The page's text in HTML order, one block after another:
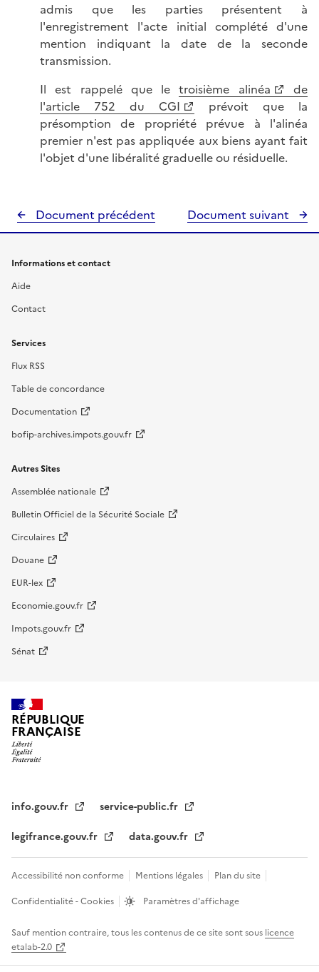
admis que les parties présentent à
l'enregistrement l'acte initial complété d'une
mention indiquant la date de la seconde
transmission.
Il est rappelé que letroisième alinéa
de
l'article 752 du CGI
prévoit que la
présomption de propriété prévue à l'alinéa
premier n'est pas appliquée aux biens ayant fait
l'objet d'une libéralité graduelle ou résiduelle.
Document précédent Document suivant
Informations et contact
Aide
Contact
Services
Flux RSS
Table de concordance
Documentation
bofip-archives.impots.gouv.fr
Autres Sites
Assemblée nationale
Bulletin Officiel de la Sécurité Sociale
Circulaires
Douane
EUR-lex
Economie.gouv.fr
Impots.gouv.fr
Sénat
RÉPUBLIQUE
FRANÇAISE
info.gouv.fr
service-public.fr
legifrance.gouv.fr
data.gouv.fr
Accessibilité non conforme Mentions légales
Plan du site
Confidentialité - Cookies
Paramètres d'affichage
Sauf mention contraire, tous les contenus de ce site sont sous licence
etalab-2.0